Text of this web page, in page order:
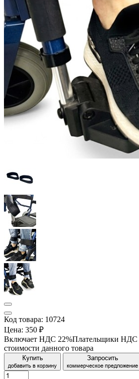
Код товара: 10724
Цена: 350 ₽
Включает НДС 22%Плательщики НДС
стоимости данного товара
Купить
добавить в корзину
Запросить
коммерческое предложение